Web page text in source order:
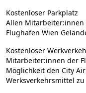
Kostenloser Parkplatz
Allen
Flughafen Wien
Kostenloser
Mitarbeiter:innen der
Möglichkeit den City
Werksverkehrsmittel